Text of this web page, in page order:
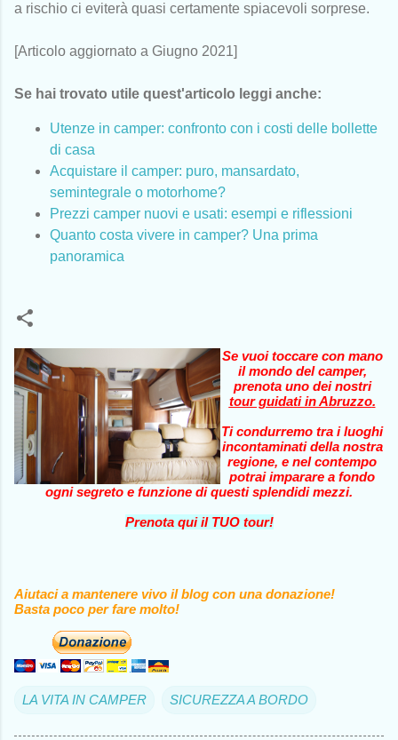
a rischio ci eviterà quasi certamente spiacevoli sorprese.
[Articolo aggiornato a Giugno 2021]
Se hai trovato utile quest'articolo leggi anche:
Utenze in camper: confronto con i costi delle bollette
di casa
Acquistare il camper: puro, mansardato,
semintegrale o motorhome?
Prezzi camper nuovi e usati: esempi e riflessioni
Quanto costa vivere in camper? Una prima
panoramica
Se vuoi toccare con mano
il mondo del camper,
prenota uno dei nostri
tour guidati in Abruzzo.
Ti condurremo tra i luoghi
incontaminati della nostra
regione, e nel contempo
potrai imparare a fondo
ogni segreto e funzione di questi splendidi mezzi.
Prenota qui il TUO tour!
Aiutaci a mantenere vivo il blog con una donazione!
Basta poco per fare molto!
LA VITA IN CAMPER SICUREZZA A BORDO